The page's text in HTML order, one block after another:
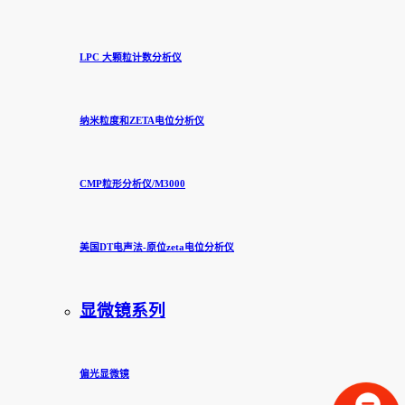
LPC 大颗粒计数分析仪
纳米粒度和ZETA电位分析仪
CMP粒形分析仪/M3000
美国DT电声法-原位zeta电位分析仪
显微镜系列
偏光显微镜